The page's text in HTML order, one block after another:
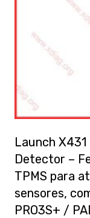
Launch
Detector –
TPMS para
sensores,
PRO3S+ /